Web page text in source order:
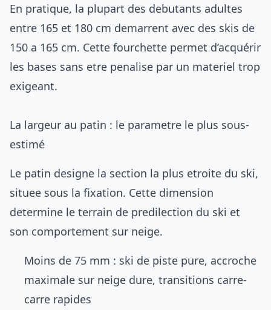
En pratique, la plupart des debutants adultes
entre 165 et 180 cm demarrent avec des skis de
150 a 165 cm. Cette fourchette permet d’acquérir
les bases sans etre penalise par un materiel trop
exigeant.
La largeur au patin : le parametre le plus sous-
estimé
Le patin designe la section la plus etroite du ski,
situee sous la fixation. Cette dimension
determine le terrain de predilection du ski et
son comportement sur neige.
Moins de 75 mm : ski de piste pure, accroche
maximale sur neige dure, transitions carre-
carre rapides